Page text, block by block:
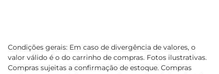
Condições gerais: Em caso de divergência de valores, o
valor válido é o do carrinho de compras. Fotos ilustrativas.
Compras sujeitas a confirmação de estoque. Compras